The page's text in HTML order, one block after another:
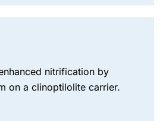
on a clinoptilolite carrier.